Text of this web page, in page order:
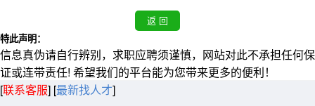
特此声明：
信息真伪请自行辨别，求职应聘须谨慎，网站对此不承担任何保
证或连带责任! 希望我们的平台能为您带来更多的便利！
[联系客服] [最新找人才]